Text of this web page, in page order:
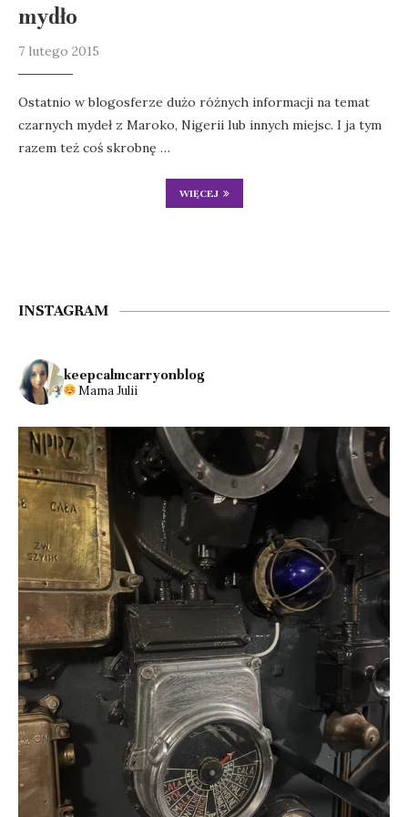
mydło
7 lutego 2015
Ostatnio w blogosferze dużo różnych informacji na temat
czarnych mydeł z Maroko, Nigerii lub innych miejsc. I ja tym
razem też coś skrobnę …
WIĘCEJ
INSTAGRAM
keepcalmcarryonblog
Mama Julii